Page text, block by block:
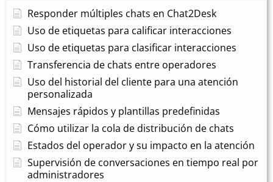
Responder múltiples chats en Chat2Desk
Uso de etiquetas para calificar interacciones
Uso de etiquetas para clasificar interacciones
Transferencia de chats entre operadores
Uso del historial del cliente para una atención
personalizada
Mensajes rápidos y plantillas predefinidas
Cómo utilizar la cola de distribución de chats
Estados del operador y su impacto en la atención
Supervisión de conversaciones en tiempo real por
administradores